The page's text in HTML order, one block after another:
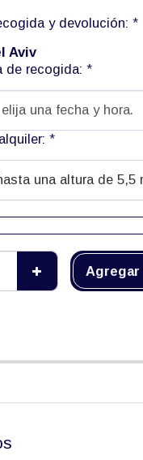
y devolución: *
Aviv
de recogida: *
una fecha y hora.
*
una altura de 5,5
Agregar